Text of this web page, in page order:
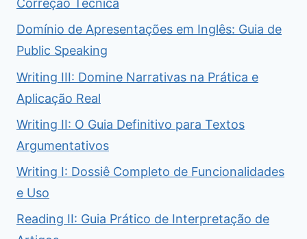
Correção Técnica
Domínio de Apresentações em Inglês: Guia de
Public Speaking
Writing III: Domine Narrativas na Prática e
Aplicação Real
Writing II: O Guia Definitivo para Textos
Argumentativos
Writing I: Dossiê Completo de Funcionalidades
e Uso
Reading II: Guia Prático de Interpretação de